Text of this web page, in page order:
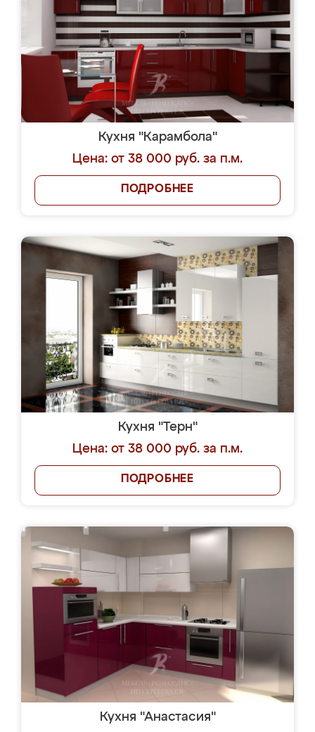
Кухня "Карамбола"
Цена: от 38 000 руб. за п.м.
ПОДРОБНЕЕ
Кухня "Терн"
Цена: от 38 000 руб. за п.м.
ПОДРОБНЕЕ
Кухня "Анастасия"